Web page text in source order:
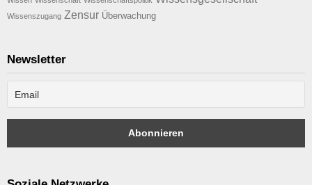
Wissenszugang Zensur Überwachung
Newsletter